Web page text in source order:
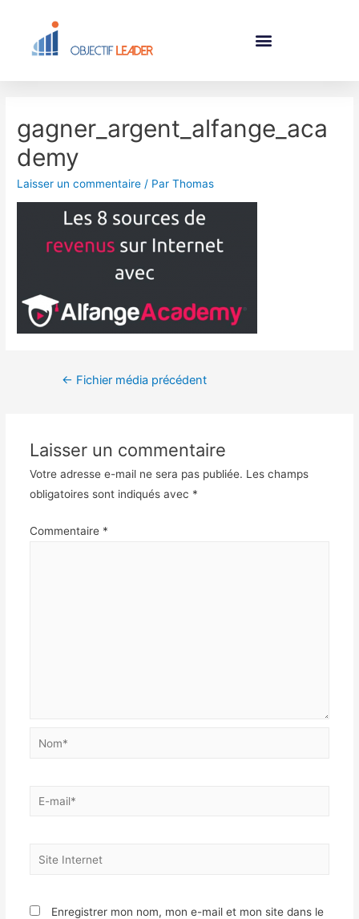
gagner_argent_alfange_aca
demy
Laisser un commentaire / ParThomas
← Fichier média précédent
Laisser un commentaire
Votre adresse e-mail ne sera pas publiée. Les champs
obligatoires sont indiqués avec *
Commentaire *
Enregistrer mon nom, mon e-mail et mon site dans le